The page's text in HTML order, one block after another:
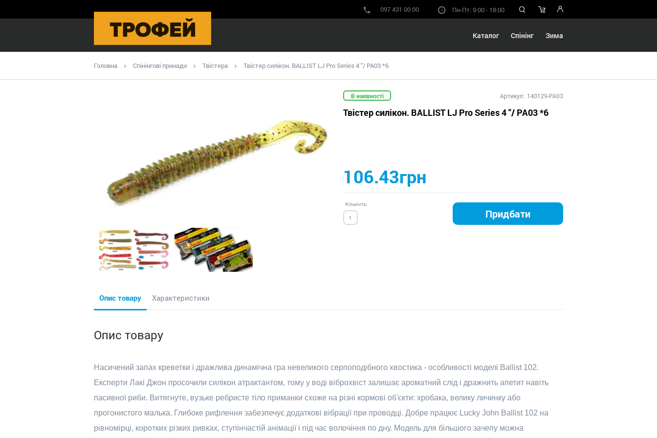
097 431 00 00 Пн-Пт: 9:00 - 18:00
Каталог Спінінг Зима
Головна Спінінгові принади Твістера Твістер силікон. BALLIST LJ Pro Series 4 "/ PA03 *6
В наявності Артикул: 140129-PA03
Твістер силікон. BALLIST LJ Pro Series 4 "/ PA03 *6
106.43грн
Кількість:
Придбати
Опис товару Характеристики
Опис товару
Насичений запах креветки і дражлива динамічна гра невеликого серпоподібного хвостика - особливості моделі Ballist 102.
Експерти Лакі Джон просочили силікон атрактантом, тому у воді віброхвіст залишає ароматний слід і дражнить апетит навіть
пасивної риби. Витягнуте, вузьке ребристе тіло приманки схоже на різні кормові об'єкти: хробака, велику личинку або
прогонистого малька. Глибоке рифлення забезпечує додаткові вібрації при проводці. Добре працює Lucky John Ballist 102 на
рівномірці, коротких різких ривках, ступінчастій анімації і під час волочіння по дну. Модель для більшого зачепу можна